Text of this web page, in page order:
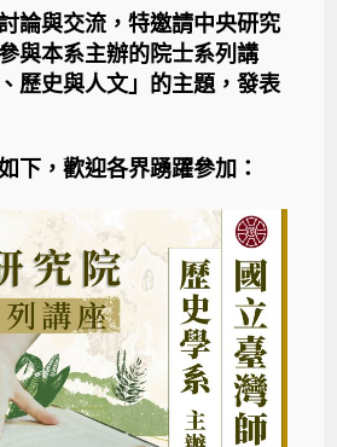
論與交流，特邀請中央研究
與本系主辦的院士系列講
歷史與人文」的主題，發表
下，歡迎各界踴躍參加：